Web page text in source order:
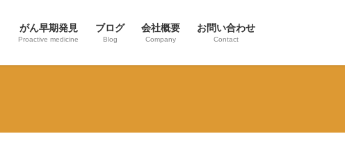
がん早期発見
Proactive medicine
ブログ
Blog
会社概要
Company
お問い合わせ
Contact